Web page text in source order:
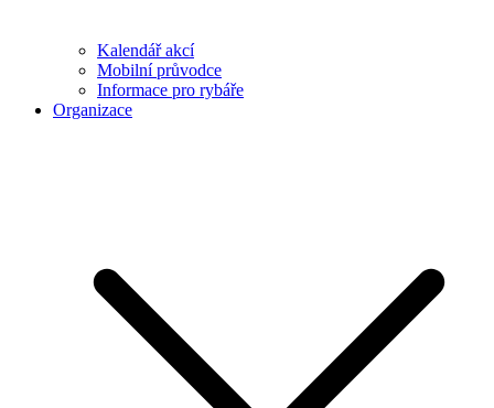
Kalendář akcí
Mobilní průvodce
Informace pro rybáře
Organizace